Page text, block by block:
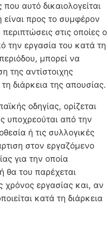
που αυτό δικαιολογείται
προς το συμφέρον
στις οποίες ο
την εργασία του κατά τη
μπορεί να
της αντίστοιχης
διάρκεια της απουσίας.
οδηγίας, ορίζεται
υποχρεούται από την
ή τις συλλογικές
στον εργαζόμενο
για την οποία
θα του παρέχεται
χρόνος εργασίας και, αν
κατά τη διάρκεια